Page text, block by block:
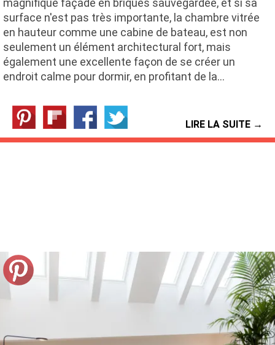
magnifique façade en briques sauvegardée, et si sa
surface n'est pas très importante, la chambre vitrée
en hauteur comme une cabine de bateau, est non
seulement un élément architectural fort, mais
également une excellente façon de se créer un
endroit calme pour dormir, en profitant de la…
LIRE LA SUITE →